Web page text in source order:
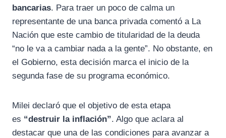
bancarias. Para traer un poco de calma un
representante de una banca privada comentó a La
Nación que este cambio de titularidad de la deuda
“no le va a cambiar nada a la gente”. No obstante, en
el Gobierno, esta decisión marca el inicio de la
segunda fase de su programa económico.
Milei declaró que el objetivo de esta etapa
es “destruir la inflación”. Algo que aclara al
destacar que una de las condiciones para avanzar a